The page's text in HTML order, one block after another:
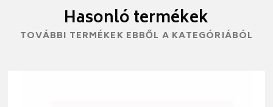
Hasonló termékek
TOVÁBBI TERMÉKEK EBBŐL A KATEGÓRIÁBÓL